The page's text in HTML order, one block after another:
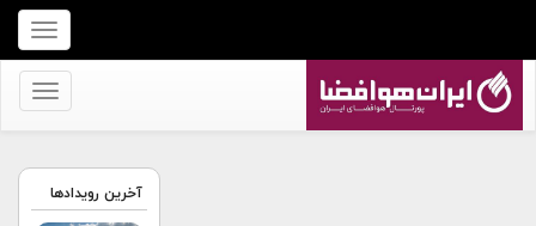
برای
نمایش
منو
برای
کنید
آخرین رویدادها